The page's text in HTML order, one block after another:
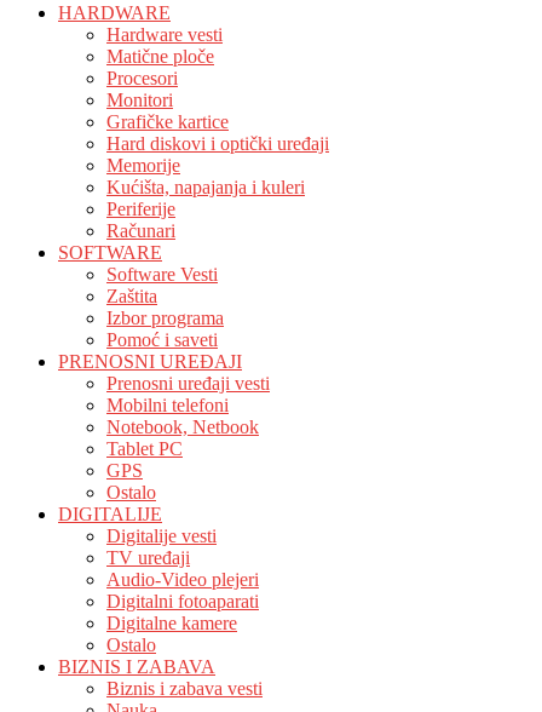
HARDWARE
Hardware vesti
Matične ploče
Procesori
Monitori
Grafičke kartice
Hard diskovi i optički uređaji
Memorije
Kućišta, napajanja i kuleri
Periferije
Računari
SOFTWARE
Software Vesti
Zaštita
Izbor programa
Pomoć i saveti
PRENOSNI UREĐAJI
Prenosni uređaji vesti
Mobilni telefoni
Notebook, Netbook
Tablet PC
GPS
Ostalo
DIGITALIJE
Digitalije vesti
TV uređaji
Audio-Video plejeri
Digitalni fotoaparati
Digitalne kamere
Ostalo
BIZNIS I ZABAVA
Biznis i zabava vesti